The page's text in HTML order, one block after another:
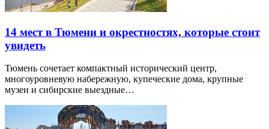
14 мест в Тюмени и окрестностях, которые стоит
увидеть
Тюмень сочетает компактный исторический центр,
многоуровневую набережную, купеческие дома, крупные
музеи и сибирские выездные…